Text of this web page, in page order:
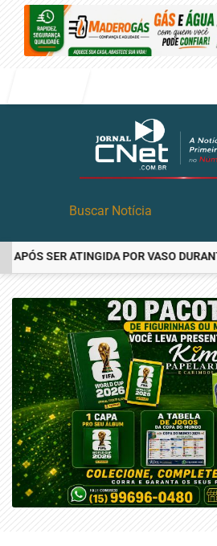
SER ATINGIDA POR VASO DURANTE